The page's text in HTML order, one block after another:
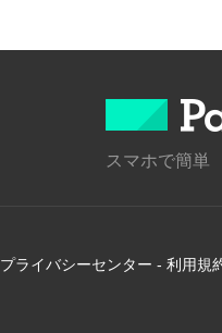
スマホで簡単
プライバシーセンター - 利用規